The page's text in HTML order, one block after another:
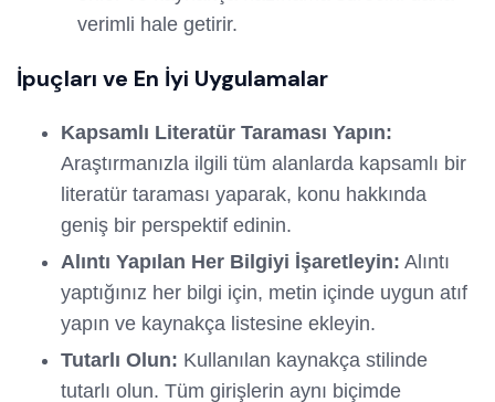
verimli hale getirir.
İpuçları ve En İyi Uygulamalar
Kapsamlı Literatür Taraması Yapın:
Araştırmanızla ilgili tüm alanlarda kapsamlı bir
literatür taraması yaparak, konu hakkında
geniş bir perspektif edinin.
Alıntı Yapılan Her Bilgiyi İşaretleyin: Alıntı
yaptığınız her bilgi için, metin içinde uygun atıf
yapın ve kaynakça listesine ekleyin.
Tutarlı Olun: Kullanılan kaynakça stilinde
tutarlı olun. Tüm girişlerin aynı biçimde